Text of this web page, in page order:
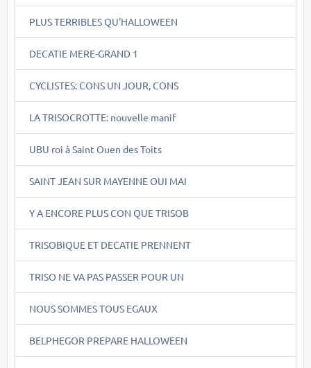
PLUS TERRIBLES QU'HALLOWEEN
DECATIE MERE-GRAND 1
CYCLISTES: CONS UN JOUR, CONS
LA TRISOCROTTE: nouvelle manif
UBU roi à Saint Ouen des Toits
SAINT JEAN SUR MAYENNE OUI MAI
Y A ENCORE PLUS CON QUE TRISOB
TRISOBIQUE ET DECATIE PRENNENT
TRISO NE VA PAS PASSER POUR UN
NOUS SOMMES TOUS EGAUX
BELPHEGOR PREPARE HALLOWEEN